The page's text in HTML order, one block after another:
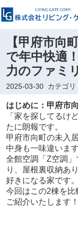
【甲府市向
で年中快適
力のファミ
2025-03-30 カテゴリ
はじめに：甲府市
「家を探してるけ
たに朗報です。
甲府市向町の未入
中身も一味違います
全館空調「Z空調
り、屋根裏収納あ
好きになる家です。
今回はこの2棟を
ご紹介いたします！